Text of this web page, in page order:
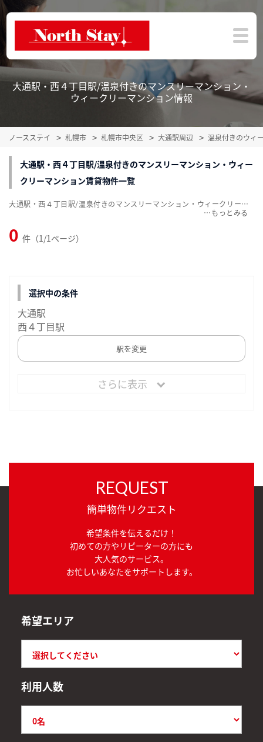
大通駅・西４丁目駅/温泉付きのマンスリーマンション・
ウィークリーマンション情報
ノースステイ 札幌市 札幌市中央区 大通駅周辺 温泉付きのウィ
大通駅・西４丁目駅/温泉付きのマンスリーマンション・ウィー
クリーマンション賃貸物件一覧
0 件（1/1ページ）
大通駅・西４丁目駅/温泉付きのマンスリーマンション・ウィークリーマンション賃貸物件一覧を掲載中。敷金・礼金無料、家具・家電付をご紹介。こだわり条件での絞込みも簡単！
…
選択中の条件
大通駅
西４丁目駅
駅を変更
さらに表示
REQUEST
簡単物件リクエスト
希望条件を伝えるだけ！
初めての方やリピーターの方にも
大人気のサービス。
お忙しいあなたをサポートします。
希望エリア
利用人数